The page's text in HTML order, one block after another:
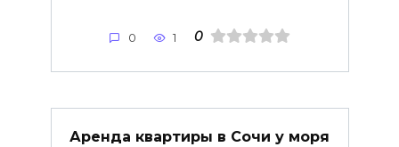
0 1 0
Аренда квартиры в Сочи у моря